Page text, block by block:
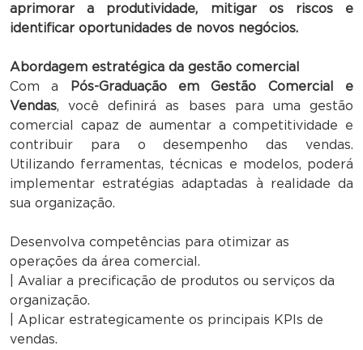
aprimorar a produtividade, mitigar os riscos e
identificar oportunidades de novos negócios.
Abordagem estratégica da gestão comercial
Com a
Pós-Graduação em Gestão Comercial e
Vendas, você definirá as bases para uma gestão
comercial capaz de aumentar a competitividade e
contribuir para o desempenho das vendas.
Utilizando ferramentas, técnicas e modelos, poderá
implementar estratégias adaptadas à realidade da
sua organização.
Desenvolva competências para otimizar as
operações da área comercial.
| Avaliar a precificação de produtos ou serviços da
organização.
| Aplicar estrategicamente os principais KPIs de
vendas.